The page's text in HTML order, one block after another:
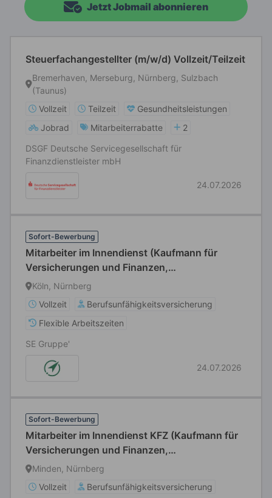
Jetzt Jobmail abonnieren
Steuerfachangestellter (m/w/d) Vollzeit/Teilzeit
Bremerhaven, Merseburg, Nürnberg, Sulzbach
(Taunus)
Vollzeit
Teilzeit
Gesundheitsleistungen
Jobrad
Mitarbeiterrabatte
2
DSGF Deutsche Servicegesellschaft für
Finanzdienstleister mbH
24.07.2026
Sofort-Bewerbung
Mitarbeiter im Innendienst (Kaufmann für
Versicherungen und Finanzen,
Versicherungsfachmann, o.Ä.) (m/w/d)
Köln, Nürnberg
Vollzeit
Berufsunfähigkeitsversicherung
Flexible Arbeitszeiten
SE Gruppe'
24.07.2026
Sofort-Bewerbung
Mitarbeiter im Innendienst KFZ (Kaufmann für
Versicherungen und Finanzen,
Versicherungsfachmann, o.Ä.) (m/w/d)
Firmenkunden
Minden, Nürnberg
Vollzeit
Berufsunfähigkeitsversicherung